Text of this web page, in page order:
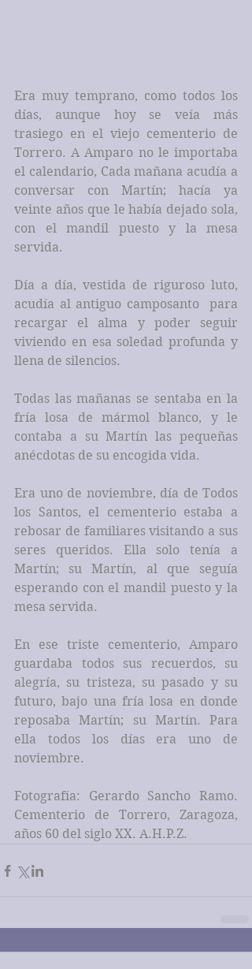
Era muy temprano, como todos los
días, aunque hoy se veía más
trasiego en el viejo cementerio de
Torrero. A Amparo no le importaba
el calendario, Cada mañana acudía a
conversar con Martín; hacía ya
veinte años que le había dejado sola,
con el mandil puesto y la mesa
servida.
Día a día, vestida de riguroso luto,
acudía al antiguo camposanto  para
recargar el alma y poder seguir
viviendo en esa soledad profunda y
llena de silencios.
Todas las mañanas se sentaba en la
fría losa de mármol blanco, y le
contaba a su Martín las pequeñas
anécdotas de su encogida vida.
Era uno de noviembre, día de Todos
los Santos, el cementerio estaba a
rebosar de familiares visitando a sus
seres queridos. Ella solo tenía a
Martín; su Martín, al que seguía
esperando con el mandil puesto y la
mesa servida.
En ese triste cementerio, Amparo
guardaba todos sus recuerdos, su
alegría, su tristeza, su pasado y su
futuro, bajo una fría losa en donde
reposaba Martín; su Martín. Para
ella todos los días era uno de
noviembre.
Fotografía: Gerardo Sancho Ramo.
Cementerio de Torrero, Zaragoza,
años 60 del siglo XX. A.H.P.Z.